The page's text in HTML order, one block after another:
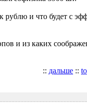
рублю и что будет с
и из каких
:: дальше ::